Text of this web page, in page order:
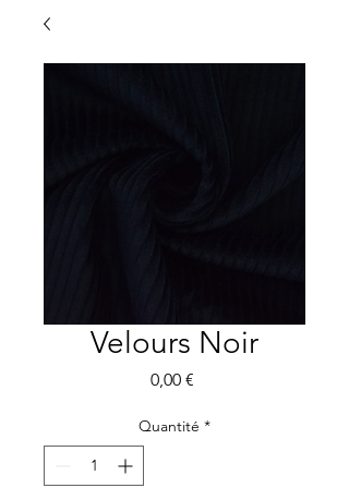
Velours Noir
0,00 €Prix
Quantité *